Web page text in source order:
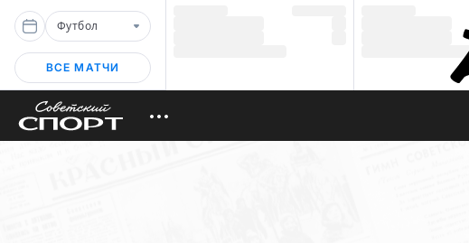
Футбол
ВСЕ МАТЧИ